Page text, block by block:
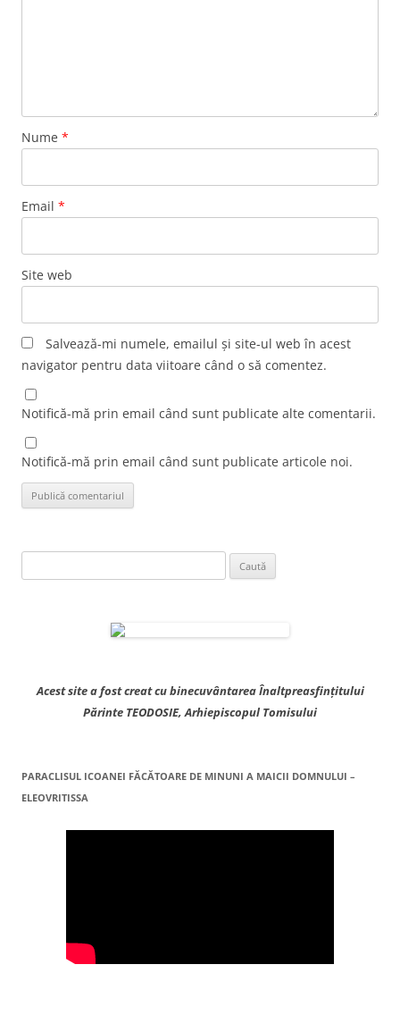
Nume *
Email *
Site web
Salvează-mi numele, emailul și site-ul web în acest
navigator pentru data viitoare când o să comentez.
Notifică-mă prin email când sunt publicate alte comentarii.
Notifică-mă prin email când sunt publicate articole noi.
după:
Acest site a fost creat cu binecuvântarea Înaltpreasfințitului
Părinte TEODOSIE, Arhiepiscopul Tomisului
PARACLISUL ICOANEI FĂCĂTOARE DE MINUNI A MAICII DOMNULUI –
ELEOVRITISSA